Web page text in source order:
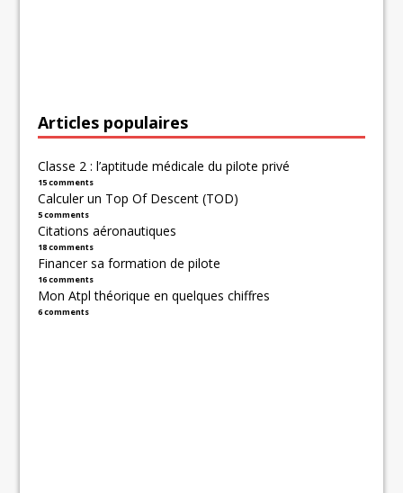
Articles populaires
Classe 2 : l’aptitude médicale du pilote privé
15 comments
Calculer un Top Of Descent (TOD)
5 comments
Citations aéronautiques
18 comments
Financer sa formation de pilote
16 comments
Mon Atpl théorique en quelques chiffres
6 comments